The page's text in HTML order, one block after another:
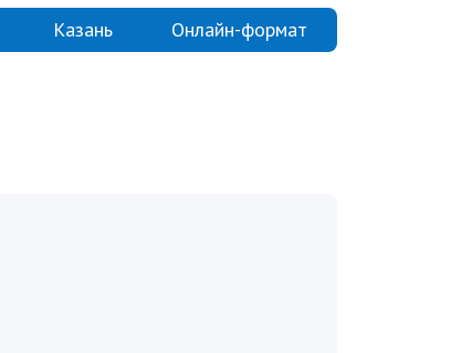
Казань Онлайн-формат